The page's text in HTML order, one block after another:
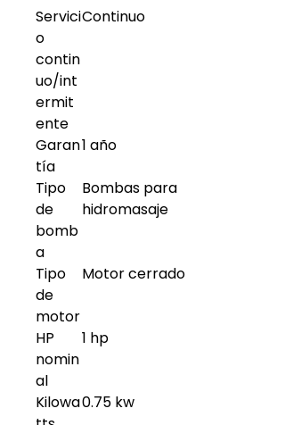
Servici
o
contin
uo/int
ermit
ente
Continuo
Garan
tía
1 año
Tipo
de
bomb
a
Bombas para
hidromasaje
Tipo
de
motor
Motor cerrado
HP
nomin
al
1 hp
Kilowa0.75 kw